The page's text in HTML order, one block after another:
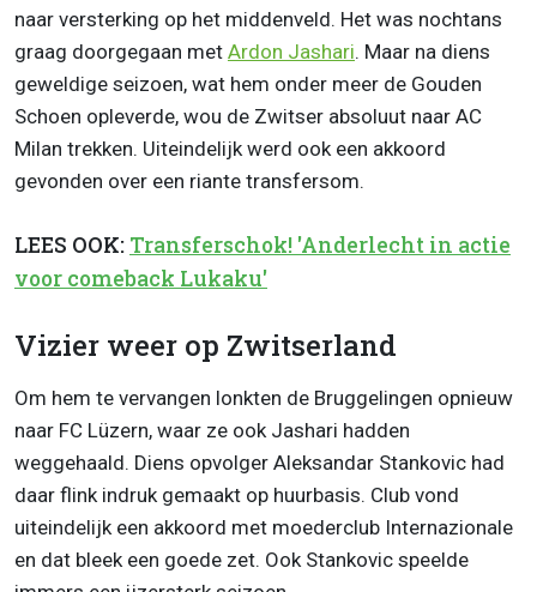
naar versterking op het middenveld. Het was nochtans
graag doorgegaan met Ardon Jashari. Maar na diens
geweldige seizoen, wat hem onder meer de Gouden
Schoen opleverde, wou de Zwitser absoluut naar AC
Milan trekken. Uiteindelijk werd ook een akkoord
gevonden over een riante transfersom.
LEES OOK: Transferschok! 'Anderlecht in actie
voor comeback Lukaku'
Vizier weer op Zwitserland
Om hem te vervangen lonkten de Bruggelingen opnieuw
naar FC Lüzern, waar ze ook Jashari hadden
weggehaald. Diens opvolger Aleksandar Stankovic had
daar flink indruk gemaakt op huurbasis. Club vond
uiteindelijk een akkoord met moederclub Internazionale
en dat bleek een goede zet. Ook Stankovic speelde